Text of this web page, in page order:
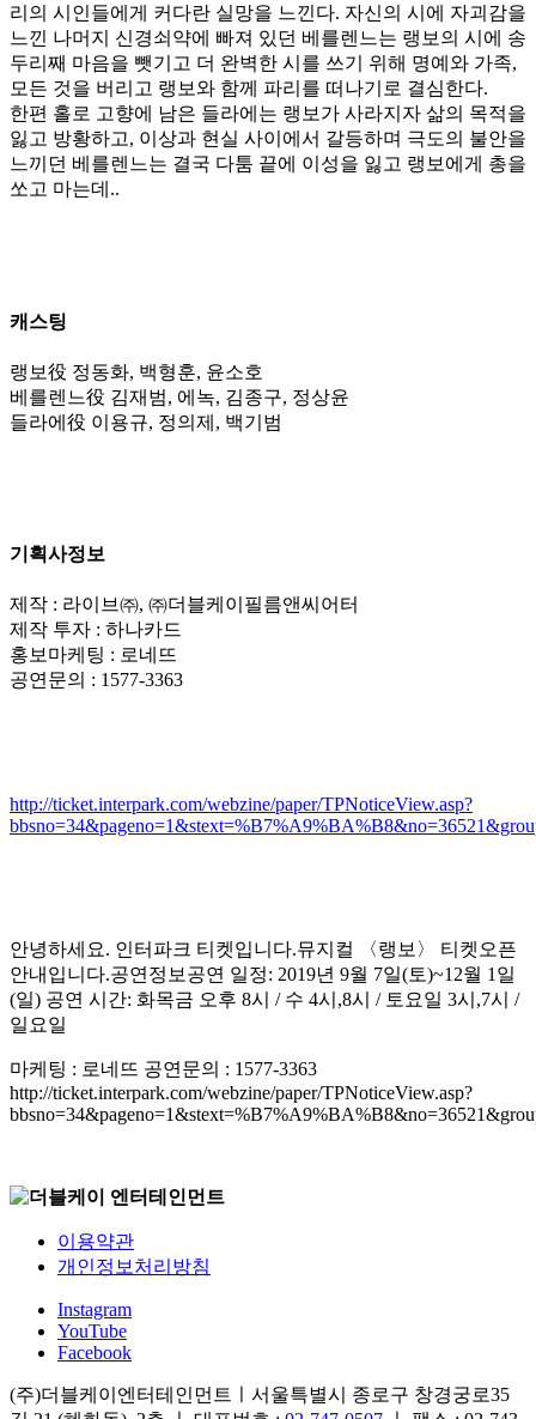
리의 시인들에게 커다란 실망을 느낀다. 자신의 시에 자괴감을
느낀 나머지 신경쇠약에 빠져 있던 베를렌느는 랭보의 시에 송
두리째 마음을 뺏기고 더 완벽한 시를 쓰기 위해 명예와 가족,
모든 것을 버리고 랭보와 함께 파리를 떠나기로 결심한다.
한편 홀로 고향에 남은 들라에는 랭보가 사라지자 삶의 목적을
잃고 방황하고, 이상과 현실 사이에서 갈등하며 극도의 불안을
느끼던 베를렌느는 결국 다툼 끝에 이성을 잃고 랭보에게 총을
쏘고 마는데..
캐스팅
랭보役 정동화, 백형훈, 윤소호
베를렌느役 김재범, 에녹, 김종구, 정상윤
들라에役 이용규, 정의제, 백기범
기획사정보
제작 : 라이브㈜, ㈜더블케이필름앤씨어터
제작 투자 : 하나카드
홍보마케팅 : 로네뜨
공연문의 : 1577-3363
http://ticket.interpark.com/webzine/paper/TPNoticeView.asp?
안녕하세요. 인터파크 티켓입니다.뮤지컬 〈랭보〉 티켓오픈
안내입니다.공연정보공연 일정: 2019년 9월 7일(토)~12월 1일
(일) 공연 시간: 화목금 오후 8시 / 수 4시,8시 / 토요일 3시,7시 /
일요일
마케팅 : 로네뜨 공연문의 : 1577-3363
http://ticket.interpark.com/webzine/paper/TPNoticeView.asp?
이용약관
개인정보처리방침
Instagram
YouTube
Facebook
(주)더블케이엔터테인먼트ㅣ서울특별시 종로구 창경궁로35